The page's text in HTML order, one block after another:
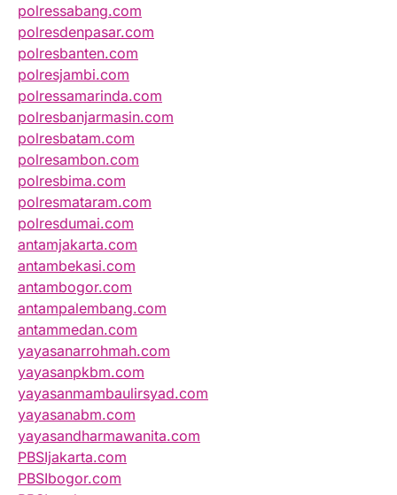
polressabang.com
polresdenpasar.com
polresbanten.com
polresjambi.com
polressamarinda.com
polresbanjarmasin.com
polresbatam.com
polresambon.com
polresbima.com
polresmataram.com
polresdumai.com
antamjakarta.com
antambekasi.com
antambogor.com
antampalembang.com
antammedan.com
yayasanarrohmah.com
yayasanpkbm.com
yayasanmambaulirsyad.com
yayasanabm.com
yayasandharmawanita.com
PBSIjakarta.com
PBSIbogor.com